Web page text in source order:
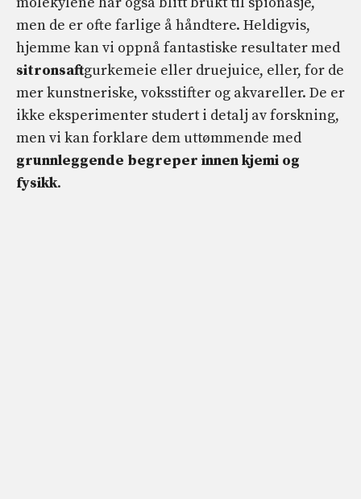
men de er ofte farlige å håndtere. Heldigvis,
hjemme kan vi oppnå fantastiske resultater med
sitronsaftgurkemeie eller druejuice, eller, for de
mer kunstneriske, voksstifter og akvareller. De er
ikke eksperimenter studert i detalj av forskning,
men vi kan forklare dem uttømmende med
grunnleggende begreper innen kjemi og
fysikk.